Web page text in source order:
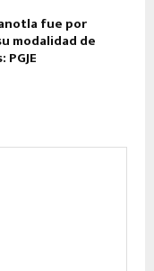
fue por
modalidad de